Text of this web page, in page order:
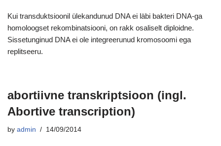
Kui transduktsioonil ülekandunud DNA ei läbi bakteri DNA-ga
homoloogset rekombinatsiooni, on rakk osaliselt diploidne.
Sissetunginud DNA ei ole integreerunud kromosoomi ega
replitseeru.
abortiivne transkriptsioon (ingl.
Abortive transcription)
by admin 14/09/2014